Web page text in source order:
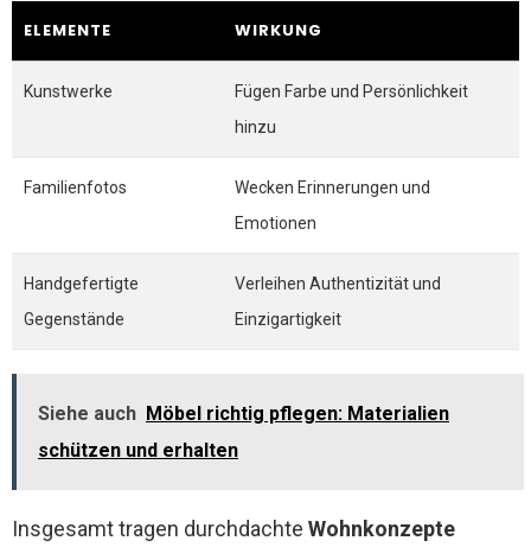
ELEMENTE WIRKUNG
Kunstwerke
Fügen Farbe und Persönlichkeit
hinzu
Familienfotos
Wecken Erinnerungen und
Emotionen
Handgefertigte
Gegenstände
Verleihen Authentizität und
Einzigartigkeit
Siehe auch Möbel richtig pflegen: Materialien
schützen und erhalten
Insgesamt tragen durchdachte Wohnkonzepte